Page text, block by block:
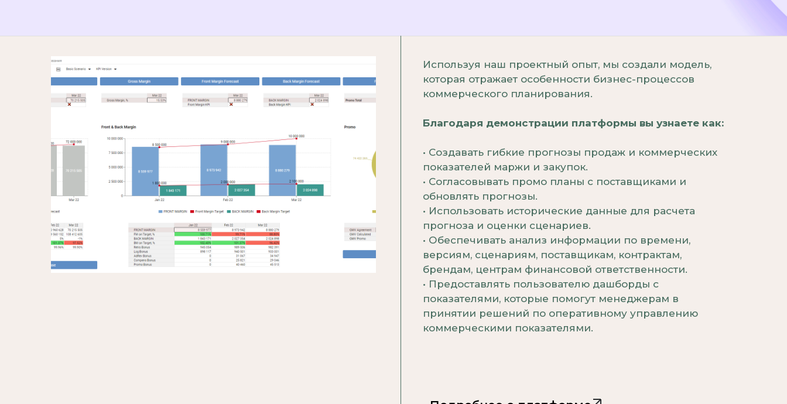
Используя наш проектный опыт, мы создали модель,
которая отражает особенности бизнес-процессов
коммерческого планирования.
Благодаря демонстрации платформы вы узнаете как:
• Создавать гибкие прогнозы продаж и коммерческих
показателей маржи и закупок.
• Согласовывать промо планы с поставщиками и
обновлять прогнозы.
• Использовать исторические данные для расчета
прогноза и оценки сценариев.
• Обеспечивать анализ информации по времени,
версиям, сценариям, поставщикам, контрактам,
брендам, центрам финансовой ответственности.
• Предоставлять пользователю дашборды с
показателями, которые помогут менеджерам в
принятии решений по оперативному управлению
коммерческими показателями.